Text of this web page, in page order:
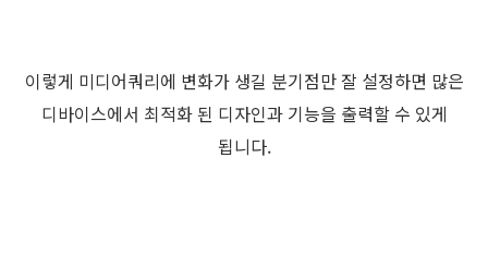
이렇게 미디어쿼리에 변화가 생길 분기점만 잘 설정하면 많은
디바이스에서 최적화 된 디자인과 기능을 출력할 수 있게
됩니다.